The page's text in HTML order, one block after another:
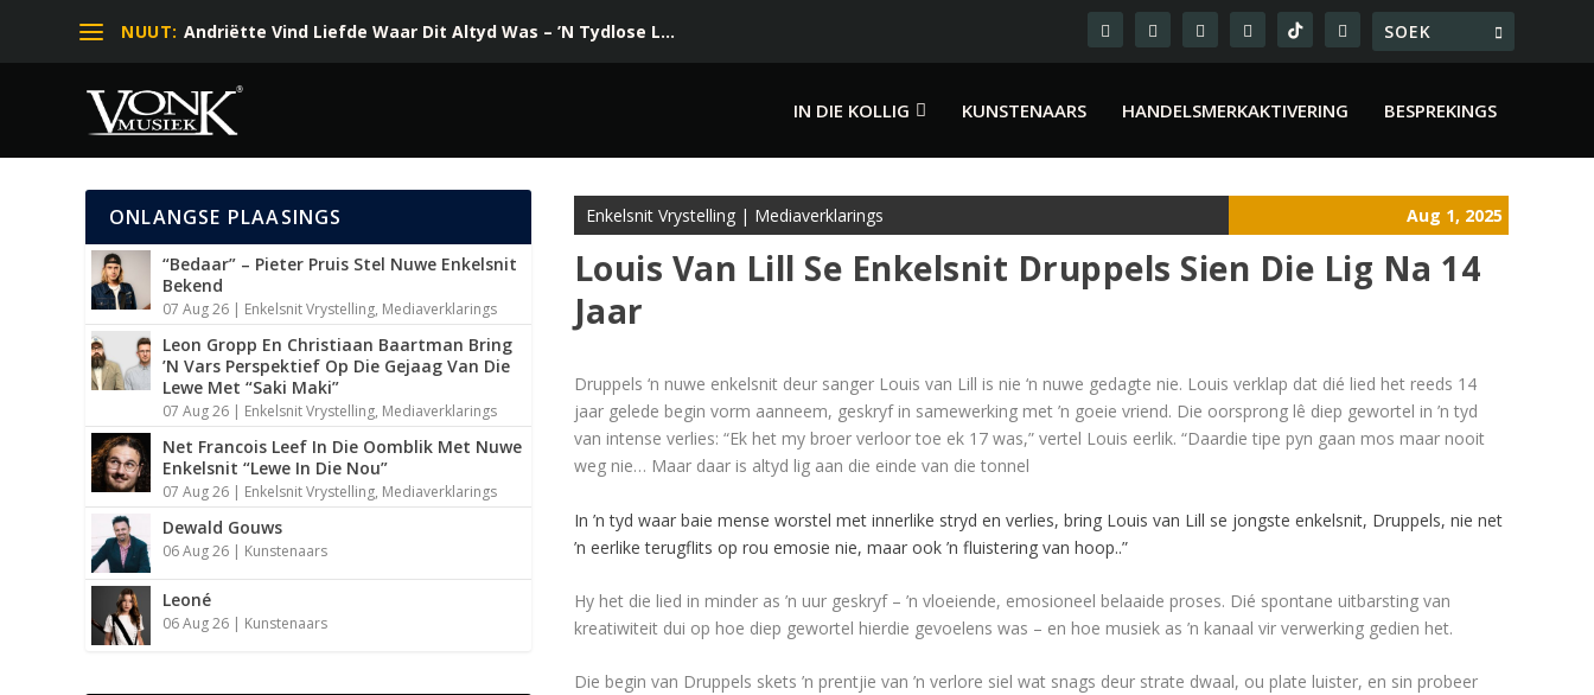
NUUT: Andriëtte Vind Liefde Waar Dit Altyd Was – ’N Tydlose L...
IN DIE KOLLIG KUNSTENAARS HANDELSMERKAKTIVERING BESPREKINGS
ONLANGSE PLAASINGS
“Bedaar” – Pieter Pruis Stel Nuwe Enkelsnit
Bekend
07 Aug 26 | Enkelsnit Vrystelling, Mediaverklarings
Leon Gropp En Christiaan Baartman Bring
’N Vars Perspektief Op Die Gejaag Van Die
Lewe Met “Saki Maki”
07 Aug 26 | Enkelsnit Vrystelling, Mediaverklarings
Net Francois Leef In Die Oomblik Met Nuwe
Enkelsnit “Lewe In Die Nou”
07 Aug 26 | Enkelsnit Vrystelling, Mediaverklarings
Dewald Gouws
06 Aug 26 | Kunstenaars
Leoné
06 Aug 26 | Kunstenaars
Enkelsnit Vrystelling| Mediaverklarings Aug 1, 2025
Louis Van Lill Se Enkelsnit Druppels Sien Die Lig Na 14
Jaar
Druppels ‘n nuwe enkelsnit deur sanger Louis van Lill is nie ‘n nuwe gedagte nie. Louis verklap dat dié lied het reeds 14
jaar gelede begin vorm aanneem, geskryf in samewerking met ’n goeie vriend. Die oorsprong lê diep gewortel in ’n tyd
van intense verlies: “Ek het my broer verloor toe ek 17 was,” vertel Louis eerlik. “Daardie tipe pyn gaan mos maar nooit
weg nie… Maar daar is altyd lig aan die einde van die tonnel
In ’n tyd waar baie mense worstel met innerlike stryd en verlies, bring Louis van Lill se jongste enkelsnit, Druppels, nie net
’n eerlike terugflits op rou emosie nie, maar ook ’n fluistering van hoop..”
Hy het die lied in minder as ’n uur geskryf – ’n vloeiende, emosioneel belaaide proses. Dié spontane uitbarsting van
kreatiwiteit dui op hoe diep gewortel hierdie gevoelens was – en hoe musiek as ’n kanaal vir verwerking gedien het.
Die begin van Druppels skets ’n prentjie van ’n verlore siel wat snags deur strate dwaal, ou plate luister, en sin probeer